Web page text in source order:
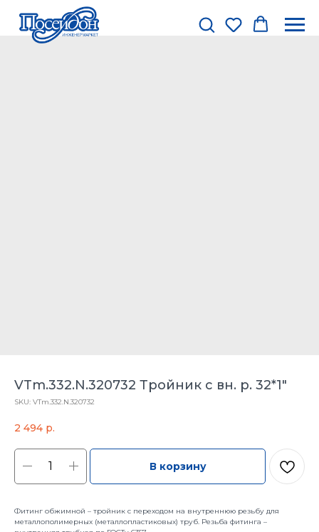
VTm.332.N.320732 Тройник с вн. р. 32*1"
SKU: VTm.332.N.320732
2 494 р.
В корзину
Фитинг обжимной – тройник с переходом на внутреннюю резьбу для
металлополимерных (металлопластиковых) труб. Резьба фитинга –